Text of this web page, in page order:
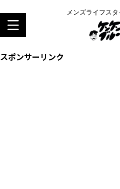
メンズライフス
スポンサーリンク